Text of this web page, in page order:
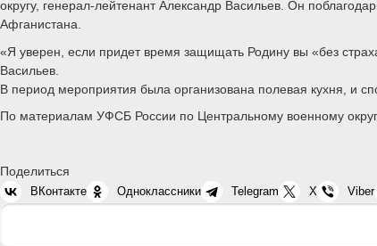
округу, генерал-лейтенант Александр Васильев. Он
Афганистана.
«Я уверен, если придет время защищать Родину вы «без
Васильев.
В период мероприятия была организована полевая кухня, и
По материалам УФСБ России по Центральному военному
Поделиться
ВКонтакте Одноклассники Telegram X Viber